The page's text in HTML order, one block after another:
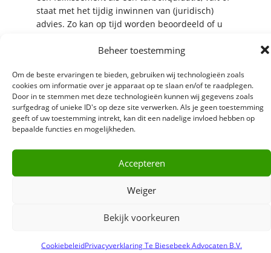
Beheer toestemming
Om de beste ervaringen te bieden, gebruiken wij technologieën zoals
cookies om informatie over je apparaat op te slaan en/of te raadplegen.
Door in te stemmen met deze technologieën kunnen wij gegevens zoals
surfgedrag of unieke ID's op deze site verwerken. Als je geen toestemming
geeft of uw toestemming intrekt, kan dit een nadelige invloed hebben op
bepaalde functies en mogelijkheden.
Accepteren
Weiger
Bekijk voorkeuren
CookiebeleidPrivacyverklaring Te Biesebeek Advocaten B.V.
staat met het tijdig inwinnen van (juridisch)
advies. Zo kan op tijd worden beoordeeld of u
u hier een saneringstraject voor nodig heeft.
onderneming niet levensvatbaar is, helpen wij u
met een strategie om uw onderneming op de
juiste wijze (en met de minste risico’s) af te
wikkelen. Bij Te BiesebeekAdvocaten in Zwolle
kunnen wij u voorzien van een helder advies,
of uw onderneming kunnen betekenen? Neem